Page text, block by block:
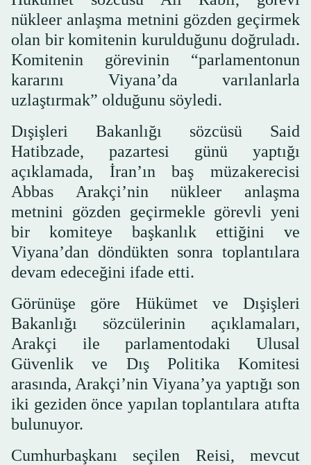
nükleer anlaşma metnini gözden geçirmek
olan bir komitenin kurulduğunu doğruladı.
Komitenin görevinin “parlamentonun
kararını Viyana’da varılanlarla
uzlaştırmak” olduğunu söyledi.
Dışişleri Bakanlığı sözcüsü Said
Hatibzade, pazartesi günü yaptığı
açıklamada, İran’ın baş müzakerecisi
Abbas Arakçi’nin nükleer anlaşma
metnini gözden geçirmekle görevli yeni
bir komiteye başkanlık ettiğini ve
Viyana’dan döndükten sonra toplantılara
devam edeceğini ifade etti.
Görünüşe göre Hükümet ve Dışişleri
Bakanlığı sözcülerinin açıklamaları,
Arakçi ile parlamentodaki Ulusal
Güvenlik ve Dış Politika Komitesi
arasında, Arakçi’nin Viyana’ya yaptığı son
iki geziden önce yapılan toplantılara atıfta
bulunuyor.
Cumhurbaşkanı seçilen Reisi, mevcut